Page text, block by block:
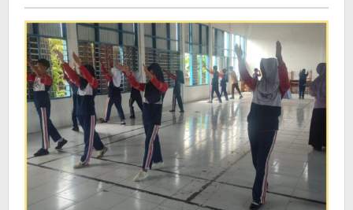
Kebiasaan
Anak
Indonesia
Hebat”